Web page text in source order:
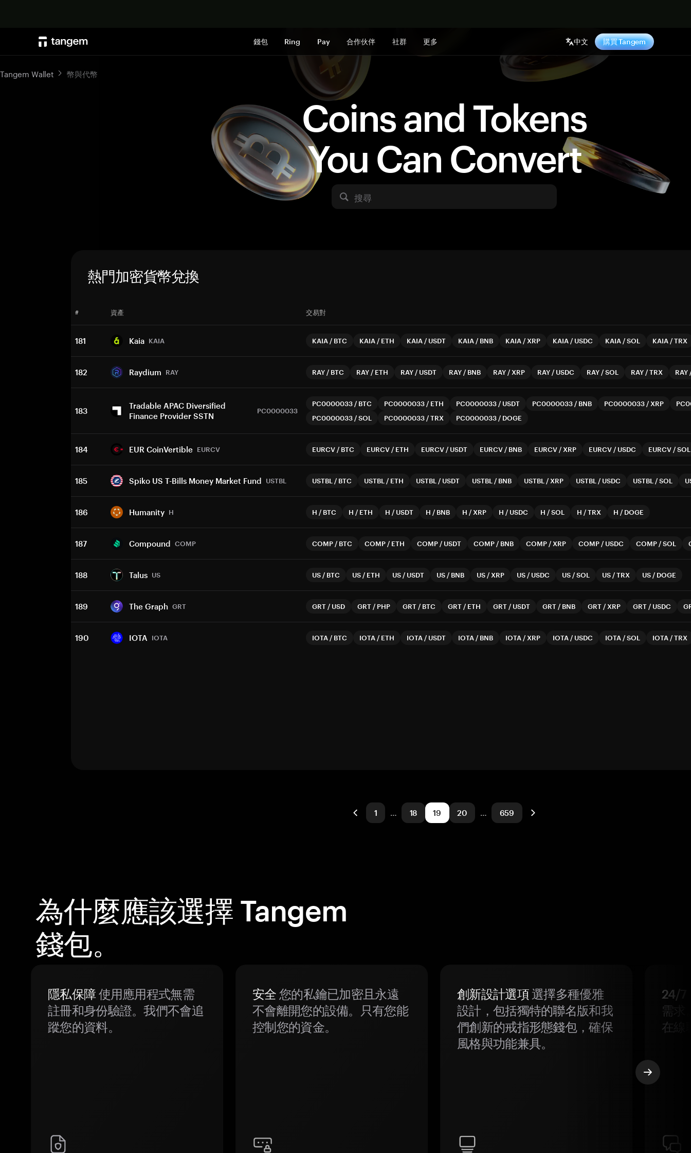
錢包 Ring Pay 合作伙伴 社群 更多 中文 購買 Tangem
Coins and Tokens
You Can Convert
搜尋
Tangem Wallet 幣與代幣
熱門加密貨幣兌換
# 資產 交易對
181 Kaia KAIA KAIA / BTC KAIA / ETH KAIA / USDT KAIA / BNB KAIA / XRP KAIA / USDC KAIA /SOL KAIA /TRX
182 Raydium RAY RAY / BTC RAY / ETH RAY / USDT RAY / BNB RAY / XRP RAY / USDC RAY /SOL RAY /TRX RAY
183
Tradable APAC Diversified
Finance Provider SSTN
PC0000033
PC0000033 / BTC PC0000033 / ETH PC0000033 / USDT PC0000033 / BNB PC0000033 / XRP
PC0000033 /SOL PC0000033 /TRX PC0000033 / DOGE
184 EUR CoinVertible EURCV EURCV / BTC EURCV / ETH EURCV / USDT EURCV / BNB EURCV / XRP EURCV / USDC EURCV /SOL
185 Spiko US T-Bills Money Market Fund USTBL USTBL / BTC USTBL / ETH USTBL / USDT USTBL / BNB USTBL / XRP USTBL / USDC USTBL /SOL
186 Humanity H H / BTC H / ETH H / USDT H / BNB H / XRP H / USDC H /SOL H /TRX H / DOGE
187 Compound COMP COMP / BTC COMP / ETH COMP / USDT COMP / BNB COMP / XRP COMP / USDC COMP /SOL
188 Talus US US / BTC US / ETH US / USDT US / BNB US / XRP US / USDC US /SOL US /TRX US / DOGE
189 The Graph GRT GRT / USD GRT / PHP GRT / BTC GRT / ETH GRT / USDT GRT / BNB GRT / XRP GRT / USDC
190 IOTA IOTA IOTA / BTC IOTA / ETH IOTA / USDT IOTA / BNB IOTA / XRP IOTA / USDC IOTA /SOL IOTA /TRX
1 … 18 19 20 … 659
為什麼應該選擇 Tangem
錢包。
隱私保障使用應用程式無需
註冊和身份驗證。我們不會追
蹤您的資料。
安全 您的私鑰已加密且永遠
不會離開您的設備。只有您能
控制您的資金。
創新設計選項選擇多種優雅
設計，包括獨特的聯名版和我
們創新的戒指形態錢包，確保
風格與功能兼具。
24/7
需求
在線